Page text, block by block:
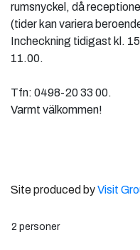
rumsnyckel, då
(tider kan variera
Incheckning tidigast kl.
11.00.
Tfn: 0498-20 33 00.
Varmt välkommen!
2 personer
Site produced byVisit